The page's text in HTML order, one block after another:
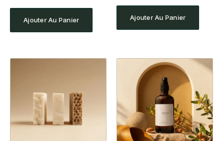
basé sur
notations
clientAjouter Au Panier
basé sur
notations
clientAjouter Au Panier